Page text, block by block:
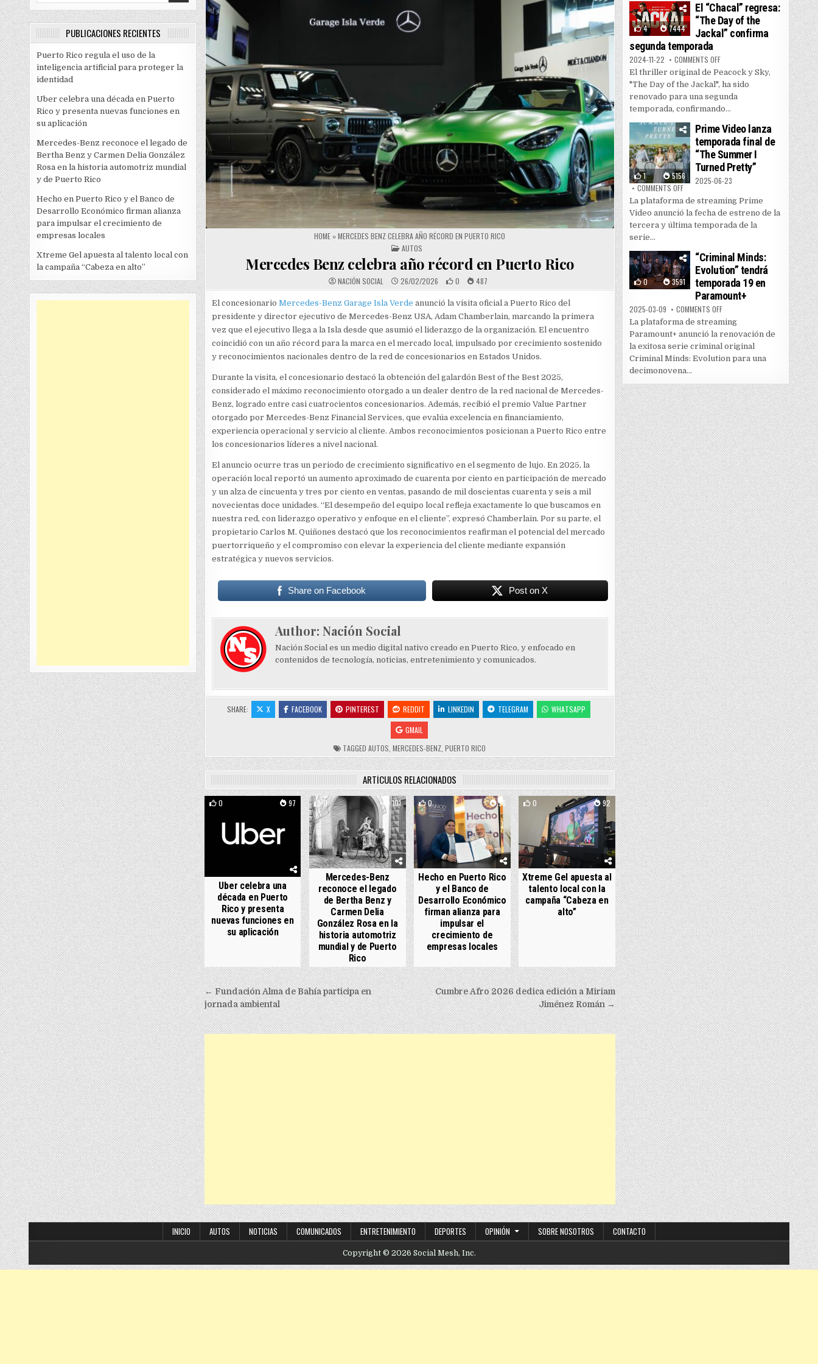
HOME »MERCEDES BENZ CELEBRA AÑO RÉCORD EN PUERTO RICO
POSTED IN
AUTOS
Mercedes Benz celebra año récord en Puerto Rico
NACIÓN SOCIAL 26/02/2026 0 487
El concesionario Mercedes-Benz Garage Isla Verde anunció la visita oficial a Puerto Rico del
presidente y director ejecutivo de Mercedes-Benz USA, Adam Chamberlain, marcando la primera
vez que el ejecutivo llega a la Isla desde que asumió el liderazgo de la organización. El encuentro
coincidió con un año récord para la marca en el mercado local, impulsado por crecimiento sostenido
y reconocimientos nacionales dentro de la red de concesionarios en Estados Unidos.
Durante la visita, el concesionario destacó la obtención del galardón Best of the Best 2025,
considerado el máximo reconocimiento otorgado a un dealer dentro de la red nacional de Mercedes-
Benz, logrado entre casi cuatrocientos concesionarios. Además, recibió el premio Value Partner
otorgado por Mercedes-Benz Financial Services, que evalúa excelencia en financiamiento,
experiencia operacional y servicio al cliente. Ambos reconocimientos posicionan a Puerto Rico entre
los concesionarios líderes a nivel nacional.
El anuncio ocurre tras un periodo de crecimiento significativo en el segmento de lujo. En 2025, la
operación local reportó un aumento aproximado de cuarenta por ciento en participación de mercado
y un alza de cincuenta y tres por ciento en ventas, pasando de mil doscientas cuarenta y seis a mil
novecientas doce unidades. “El desempeño del equipo local refleja exactamente lo que buscamos en
nuestra red, con liderazgo operativo y enfoque en el cliente”, expresó Chamberlain. Por su parte, el
propietario Carlos M. Quiñones destacó que los reconocimientos reafirman el potencial del mercado
puertorriqueño y el compromiso con elevar la experiencia del cliente mediante expansión
estratégica y nuevos servicios.
Share on Facebook Post on X
Author: Nación Social
Nación Social es un medio digital nativo creado en Puerto Rico, y enfocado en
contenidos de tecnología, noticias, entretenimiento y comunicados.
SHARE: X FACEBOOK PINTEREST REDDIT LINKEDIN TELEGRAM
WHATSAPP
GMAIL
TAGGEDAUTOS ,MERCEDES-BENZ ,PUERTO RICO
ARTÍCULOS RELACIONADOS
0 97
Uber celebra una
década en Puerto
Rico y presenta
nuevas funciones en
su aplicación
0 101
Mercedes-Benz
reconoce el legado
de Bertha Benz y
Carmen Delia
González Rosa en la
historia automotriz
mundial y de Puerto
Rico
0 96
Hecho en Puerto Rico
y el Banco de
Desarrollo Económico
firman alianza para
impulsar el
crecimiento de
empresas locales
0 92
Xtreme Gel apuesta al
talento local con la
campaña “Cabeza en
alto”
Post navigation
Cumbre Afro 2026 dedica edición a Miriam
Jiménez Román →
← Fundación Alma de Bahía participa en
jornada ambiental
PUBLICACIONES RECIENTES
Puerto Rico regula el uso de la
inteligencia artificial para proteger la
identidad
Uber celebra una década en Puerto
Rico y presenta nuevas funciones en
su aplicación
Mercedes-Benz reconoce el legado de
Bertha Benz y Carmen Delia González
Rosa en la historia automotriz mundial
y de Puerto Rico
Hecho en Puerto Rico y el Banco de
Desarrollo Económico firman alianza
para impulsar el crecimiento de
empresas locales
Xtreme Gel apuesta al talento local con
la campaña “Cabeza en alto”
4 7444
El “Chacal” regresa:
“The Day of the
Jackal” confirma
segunda temporada
2024-11-22 COMMENTS OFFON EL “CHACAL” REGRESA:
El thriller original de Peacock y Sky,
"The Day of the Jackal", ha sido
renovado para una segunda
temporada, confirmando...
1 5156
Prime Video lanza
temporada final de
“The Summer I
Turned Pretty”
2025-06-23
COMMENTS OFFON PRIME VIDEO LANZA TEMPORADA FINAL
La plataforma de streaming Prime
Video anunció la fecha de estreno de la
tercera y última temporada de la
serie...
0 3591
“Criminal Minds:
Evolution” tendrá
temporada 19 en
Paramount+
2025-03-09 COMMENTS OFFON “CRIMINAL MINDS:
La plataforma de streaming
Paramount+ anunció la renovación de
la exitosa serie criminal original
Criminal Minds: Evolution para una
decimonovena...
INICIO AUTOS NOTICIAS COMUNICADOS ENTRETENIMIENTO DEPORTES OPINIÓN SOBRE NOSOTROS CONTACTO
Copyright © 2026 Social Mesh, Inc.